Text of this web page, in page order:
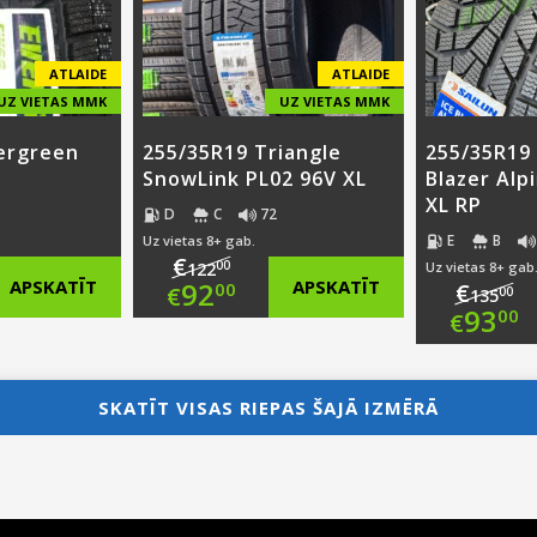
ATLAIDE
VIETAS MMK
APSKATĪT
ATLAIDE
UZ VIETAS MMK
255/35R19 Triangle
SnowLink PL02 96V XL
D C 72
Uz vietas 8+ gab.
€12200
Original
was:
€122.00.
€9200
price
is:
APSKATĪT
255/
Blazer
XL RP
E B
Uz vietas 8+ gab.
€13500
€9300
SKATĪT VISAS RIEPAS ŠAJĀ IZMĒRĀ